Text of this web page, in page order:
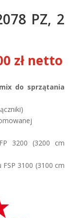
PZ, 2
złAktualna
wynosi:
netto
do sprzątania
3200 (3200 cm
3100 (3100 cm